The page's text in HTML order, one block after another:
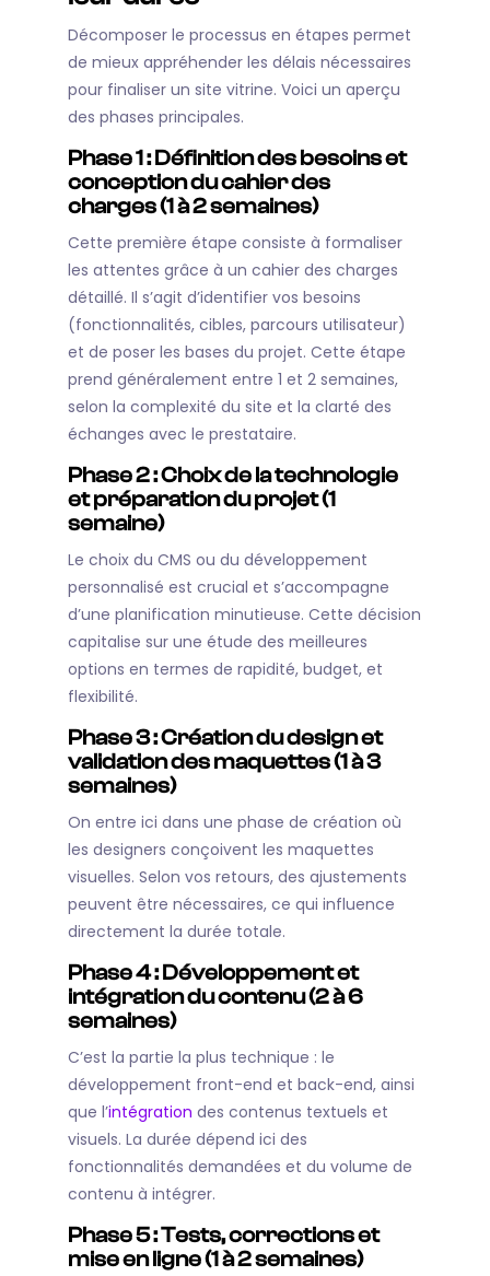
Décomposer le processus en étapes permet
de mieux appréhender les délais nécessaires
pour finaliser un site vitrine. Voici un aperçu
des phases principales.
Phase 1 : Définition des besoins et
conception du cahier des
charges (1 à 2 semaines)
Cette première étape consiste à formaliser
les attentes grâce à un cahier des charges
détaillé. Il s’agit d’identifier vos besoins
(fonctionnalités, cibles, parcours utilisateur)
et de poser les bases du projet. Cette étape
prend généralement entre 1 et 2 semaines,
selon la complexité du site et la clarté des
échanges avec le prestataire.
Phase 2 : Choix de la technologie
et préparation du projet (1
semaine)
Le choix du CMS ou du développement
personnalisé est crucial et s’accompagne
d’une planification minutieuse. Cette décision
capitalise sur une étude des meilleures
options en termes de rapidité, budget, et
flexibilité.
Phase 3 : Création du design et
validation des maquettes (1 à 3
semaines)
On entre ici dans une phase de création où
les designers conçoivent les maquettes
visuelles. Selon vos retours, des ajustements
peuvent être nécessaires, ce qui influence
directement la durée totale.
Phase 4 : Développement et
intégration du contenu (2 à 6
semaines)
C’est la partie la plus technique : le
développement front-end et back-end, ainsi
que l’intégration des contenus textuels et
visuels. La durée dépend ici des
fonctionnalités demandées et du volume de
contenu à intégrer.
Phase 5 : Tests, corrections et
mise en ligne (1 à 2 semaines)